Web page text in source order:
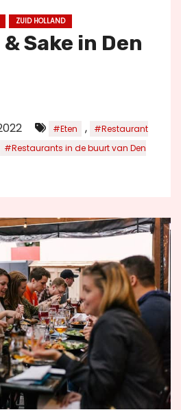
ZUID HOLLAND
Sake in Den
#Eten ,
#Restaurant
#Restaurants in de buurt van Den